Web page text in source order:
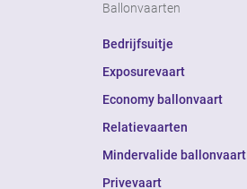
Ballonvaarten
Bedrijfsuitje
Exposurevaart
Economy ballonvaart
Relatievaarten
Mindervalide ballonvaart
Privevaart